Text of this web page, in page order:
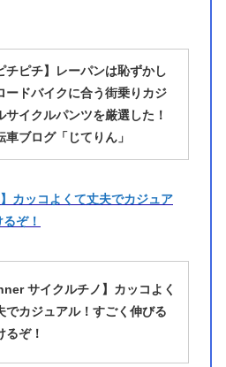
チピチ】レーパンは恥ずかし
ードバイクに合う街乗りカジ
サイクルパンツを厳選した！
車ブログ「じてりん」
カッコよくて丈夫でカジュア
ぞ！
サイクルチノ】カッコよく
でカジュアル！すごく伸びる
るぞ！